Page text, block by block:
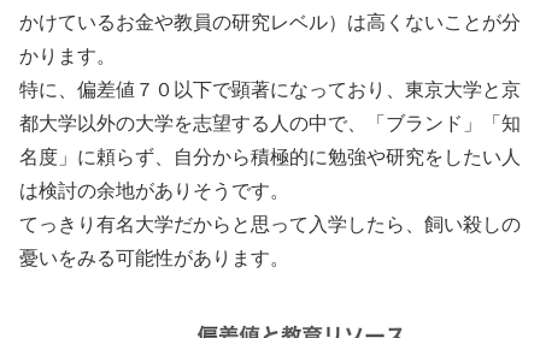
かけているお金や教員の研究レベル）は高くないことが分
かります。
特に、偏差値７０以下で顕著になっており、東京大学と京
都大学以外の大学を志望する人の中で、「ブランド」「知
名度」に頼らず、自分から積極的に勉強や研究をしたい人
は検討の余地がありそうです。
てっきり有名大学だからと思って入学したら、飼い殺しの
憂いをみる可能性があります。